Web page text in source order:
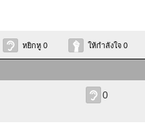
หยิกหู 0 ให้กำลังใจ 0
0